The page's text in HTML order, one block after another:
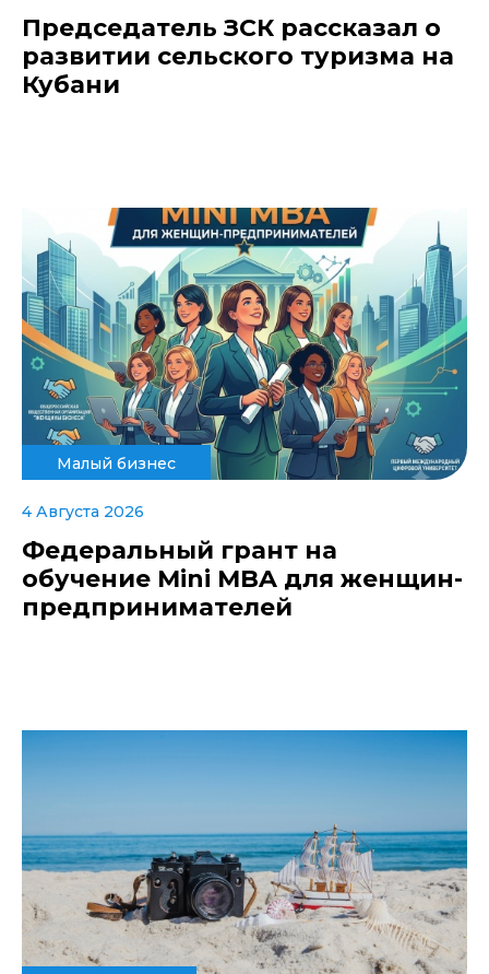
Председатель ЗСК рассказал о
развитии сельского туризма на
Кубани
Малый бизнес
4 Августа 2026
Федеральный грант на
обучение Mini MBA для женщин-
предпринимателей